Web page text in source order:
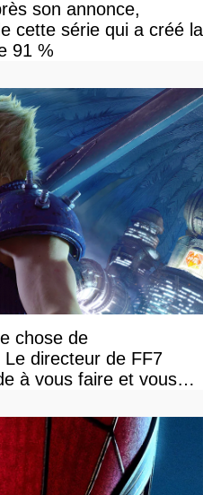
son annonce,
cette série qui a créé la
91 %
chose de
directeur de FF7
à vous faire et vous